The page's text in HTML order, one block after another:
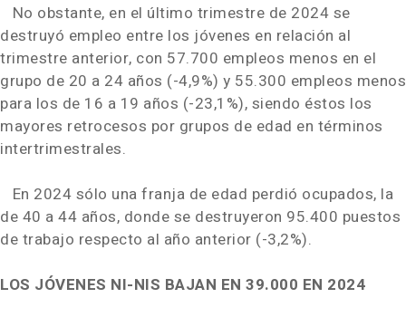
No obstante, en el último trimestre de 2024 se
destruyó empleo entre los jóvenes en relación al
trimestre anterior, con 57.700 empleos menos en el
grupo de 20 a 24 años (-4,9%) y 55.300 empleos menos
para los de 16 a 19 años (-23,1%), siendo éstos los
mayores retrocesos por grupos de edad en términos
intertrimestrales.
En 2024 sólo una franja de edad perdió ocupados, la
de 40 a 44 años, donde se destruyeron 95.400 puestos
de trabajo respecto al año anterior (-3,2%).
LOS JÓVENES NI-NIS BAJAN EN 39.000 EN 2024